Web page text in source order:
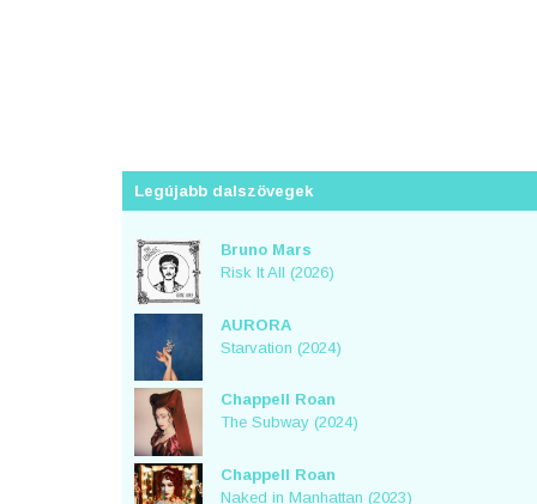
Legújabb dalszövegek
Bruno Mars
Risk It All (2026)
AURORA
Starvation (2024)
Chappell Roan
The Subway (2024)
Chappell Roan
Naked in Manhattan (2023)